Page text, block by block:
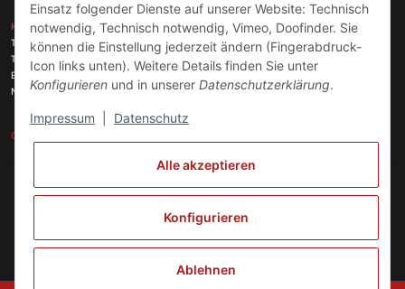
KONTAKT
Telefon:+49 (0)6074 816 08 0
Telefax:
+49 (0)6074 215 08 60
E-Mail:
info@meinhausgeraetedoc.de
Max Planck Str. 6 c, 63322 Rödermark
GESETZLICHE INFORMATIONEN
ZAHLUNGSARTEN
VERSANDARTEN
Vertrag widerrufen
Einsatz folgender Dienste auf unserer Website: Technisch
notwendig, Technisch notwendig, Vimeo, Doofinder. Sie
können die Einstellung jederzeit ändern (Fingerabdruck-
Icon links unten). Weitere Details finden Sie unter
Konfigurieren und in unserer Datenschutzerklärung.
Impressum Datenschutz
Alle akzeptieren
Konfigurieren
Ablehnen